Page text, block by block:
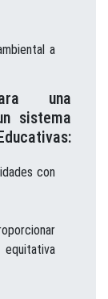
a
una
sistema
con